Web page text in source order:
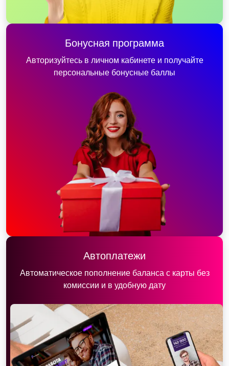
Бонусная программа
Авторизуйтесь в личном кабинете и получайте
персональные бонусные баллы
Автоплатежи
Автоматическое пополнение баланса с карты без
комиссии и в удобную дату